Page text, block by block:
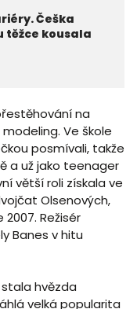
Češka
těžce kousala
na
Ve škole
posmívali, takže
a už jako teenager
větší roli získala ve
Olsenových,
Režisér
Banes v hitu
hvězda
velká popularita